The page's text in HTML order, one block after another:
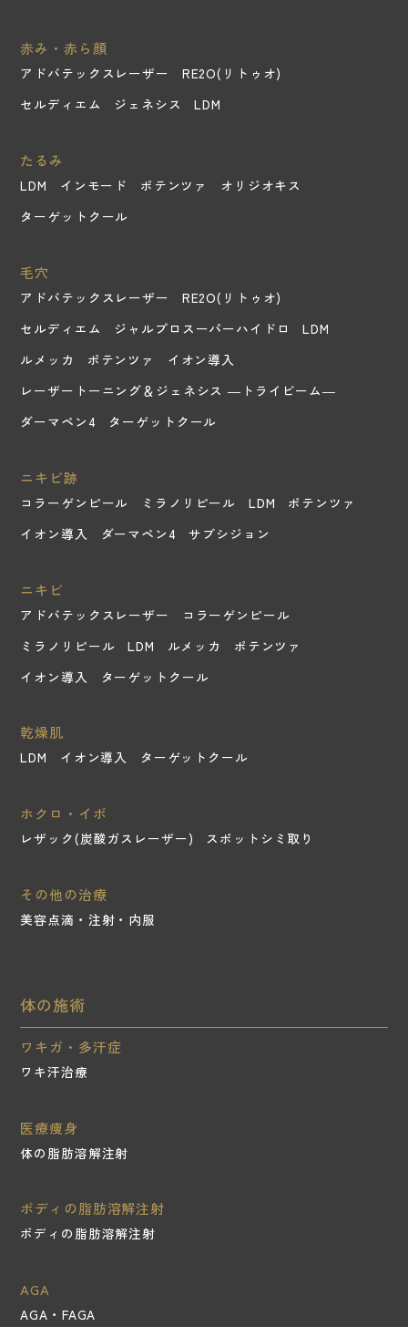
赤み・赤ら顔
アドバテックスレーザー
RE2O(リトゥオ)
セルディエム
ジェネシス LDM
たるみ
LDM インモード ポテンツァ
オリジオキス
ターゲットクール
毛穴
アドバテックスレーザー
RE2O(リトゥオ)
セルディエム
ジャルプロスーパーハイドロ
LDM
ルメッカ
ポテンツァ
イオン導入
レーザートーニング＆ジェネシス ―トライビーム―
ダーマペン4
ターゲットクール
ニキビ跡
コラーゲンピール ミラノリピール LDM
ポテンツァ
イオン導入
ダーマペン4 サブシジョン
ニキビ
アドバテックスレーザー
コラーゲンピール
ミラノリピール
LDM ルメッカ
ポテンツァ
イオン導入
ターゲットクール
乾燥肌
LDM イオン導入 ターゲットクール
ホクロ・イボ
レザック(炭酸ガスレーザー) スポットシミ取り
その他の治療
美容点滴・注射・内服
体の施術
ワキガ・多汗症
ワキ汗治療
医療痩身
体の脂肪溶解注射
ボディの脂肪溶解注射
ボディの脂肪溶解注射
AGA
AGA・FAGA